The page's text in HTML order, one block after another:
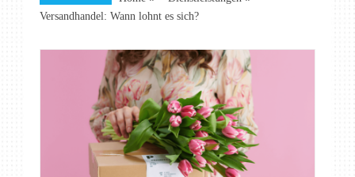
Versandhandel: Wann lohnt es sich?